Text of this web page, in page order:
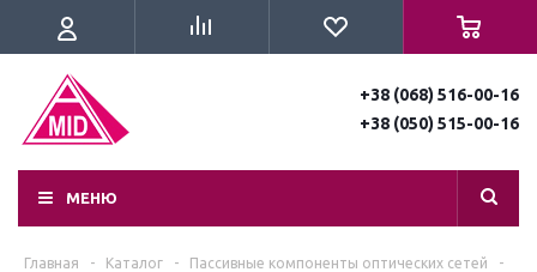
+38 (068) 516-00-16
+38 (050) 515-00-16
МЕНЮ
Главная - Каталог - Пассивные компоненты оптических сетей
-